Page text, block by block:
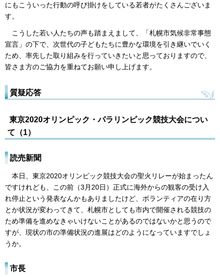
にもこういった行動の呼び掛けをしている若者がたくさんございま
す。
こうした若い人たちの声も踏まえまして、「札幌市気候非常事態
宣言」の下で、次世代の子どもたちに豊かな環境を引き継いでいく
ため、率先した取り組みを行っていきたいと思っておりますので、
皆さま方のご協力を重ねてお願い申し上げます。
質疑応答
東京2020オリンピック・パラリンピック競技大会につい
て（1）
読売新聞
本日、東京2020オリンピック競技大会の聖火リレーが始まったん
ですけれども、この前（3月20日）正式に海外からの観客の受け入
れ停止という発表なんかもありましたけど、ボランティアの在り方
とか状況が変わってきて、札幌市としても市内で開催される競技の
ため準備を進めなきゃいけないことがあるのではないかと思うので
すが、現状の市の準備状況の進展はどのようになっていますでしょ
うか。
市長